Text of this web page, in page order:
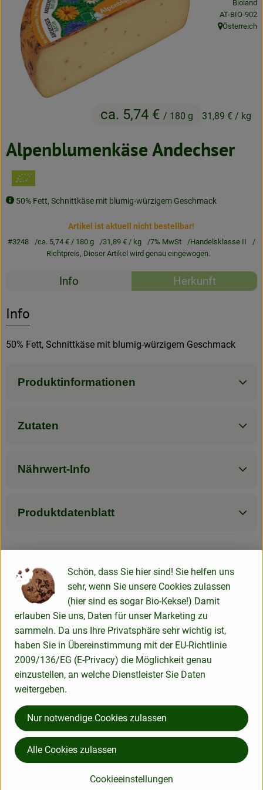
Neues & Angebote
Obst & Gemüse
Frisches
Speisekammer
So gehts
Über uns
Bio-Kochboxen
Rezeptarchiv
Alpenblumenkäse Andechser
50% Fett, Schnittkäse mit blumig-würzigem Geschmack
ca. 5,74 € / 180 g 31,89 € / kg
Bioland
,AT-BIO-902
, Herkunft:
Österreich
Artikel ist aktuell nicht bestellbar!
#3248 ca. 5,74 € / 180 g 31,89 € / kg 7% MwSt
Handelsklasse II
Richtpreis, Dieser Artikel wird genau eingewogen.
Rezepte
Info Herkunft
Info
50% Fett, Schnittkäse mit blumig-würzigem Geschmack
Produktinformationen
Zutaten
Nährwert-Info
Produktdatenblatt
Herkunft
Hersteller: Andechser Natur
Österreich
Andechser Molkerei Scheitz GmbH
D 82346 Andechs
Kontrollnummer DE-BY-117-EG
www.andechser-natur.de
(Daten von Ecoinform)
Andechser Natur
Schön, dass Sie hier sind! Sie helfen uns
sehr, wenn Sie unsere Cookies zulassen
(hier sind es sogar Bio-Kekse!) Damit
erlauben Sie uns, Daten für unser Marketing zu
sammeln. Da uns Ihre Privatsphäre sehr wichtig ist,
haben Sie in Übereinstimmung mit der EU-Richtlinie
2009/136/EG (E-Privacy) die Möglichkeit genau
einzustellen, an welche Dienstleister Sie Daten
weitergeben.
Cookieeinstellungen
Nur notwendige Cookies zulassen
Alle Cookies zulassen